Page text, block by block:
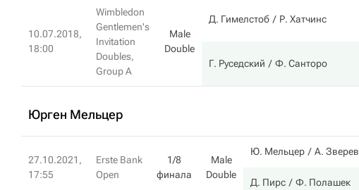
10.07.2018,
18:00
Wimbledon
Gentlemen's
Invitation
Doubles,
Group A
Male
Double
Д. Гимелстоб Р. Хатчинс
Г. Руседский Ф. Санторо
Юрген Мельцер
27.10.2021,
17:55
Erste Bank
Open
1/8
финала
Male
Double
Ю. Мельцер А. Зверев
Д. Пирс Ф. Полашек